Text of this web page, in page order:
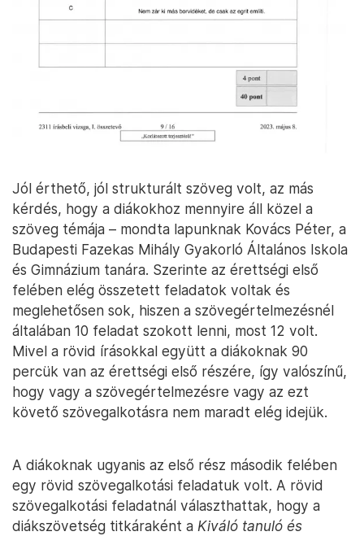
Jól érthető, jól strukturált szöveg volt, az más
kérdés, hogy a diákokhoz mennyire áll közel a
szöveg témája – mondta lapunknak Kovács Péter, a
Budapesti Fazekas Mihály Gyakorló Általános Iskola
és Gimnázium tanára. Szerinte az érettségi első
felében elég összetett feladatok voltak és
meglehetősen sok, hiszen a szövegértelmezésnél
általában 10 feladat szokott lenni, most 12 volt.
Mivel a rövid írásokkal együtt a diákoknak 90
percük van az érettségi első részére, így valószínű,
hogy vagy a szövegértelmezésre vagy az ezt
követő szövegalkotásra nem maradt elég idejük.
A diákoknak ugyanis az első rész második felében
egy rövid szövegalkotási feladatuk volt. A rövid
szövegalkotási feladatnál választhattak, hogy a
diákszövetség titkáraként a Kiváló tanuló és